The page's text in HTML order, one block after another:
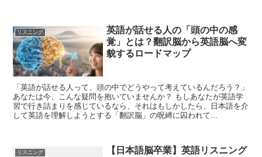
リスニング
英語が話せる人の「頭の中の感
覚」とは？翻訳脳から英語脳へ変
貌するロードマップ
「英語が話せる人って、頭の中でどうやって考えているんだろう？」
あなたは今、こんな疑問を抱いていませんか？ もしあなたが英語学
習で行き詰まりを感じているなら、それはもしかしたら、日本語を介
して英語を理解しようとする「翻訳脳」の呪縛に囚われて...
リスニング
【日本語脳卒業】英語リスニング